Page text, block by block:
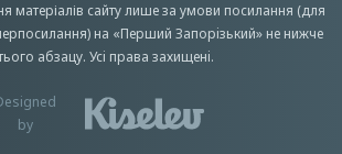
матеріалів сайту лише за умови посилання (для
на «Перший Запорiзький» не нижче
абзацу. Усi права захищенi.
by